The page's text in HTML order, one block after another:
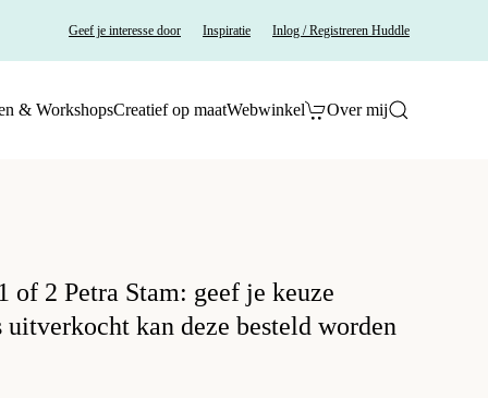
Geef je interesse door Inspiratie Inlog / Registreren Huddle
& WorkshopsCreatief op maatWebwinkel Over mij
of 2 Petra Stam: geef je keuze
kan deze besteld worden